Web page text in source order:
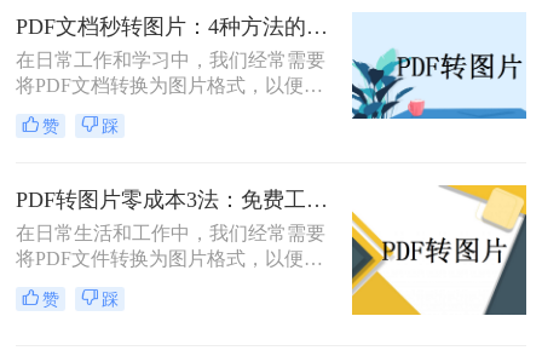
PDF文档秒转图片：4种方法的速度和画质实测排名！
在日常工作和学习中，我们经常需要
将PDF文档转换为图片格式，以便于
分享、编辑或满足特定的展示需求。
那么pdf文档怎么变成图片呢？本文将
的方法，帮助读者轻松应对这一需
求。
赞 踩
PDF转图片零成本3法：免费工具的转换精度和限制对比！
在日常生活和工作中，我们经常需要
将PDF文件转换为图片格式，以便于
分享、编辑或打印。那么怎么不花钱
把pdf转成图片呢？本文将介绍三种不
赞 踩